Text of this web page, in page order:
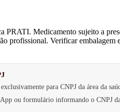
PRATI. Medicamento sujeito a
profissional. Verificar embalagem
para CNPJ da área da
ou formulário informando o CNPJ da